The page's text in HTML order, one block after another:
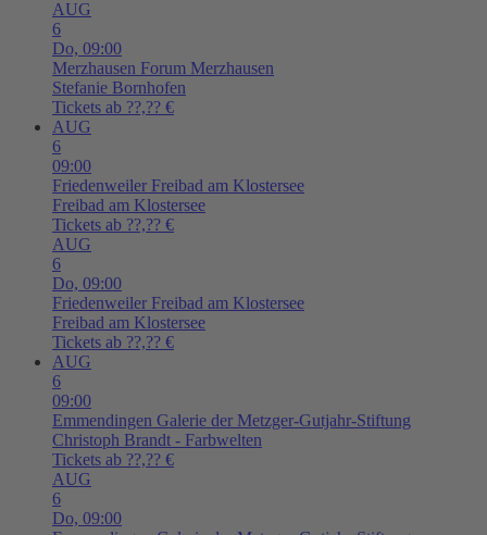
AUG
6
Do, 09:00
Merzhausen Forum Merzhausen
Stefanie Bornhofen
Tickets ab ??,?? €
AUG
6
09:00
Friedenweiler Freibad am Klostersee
Freibad am Klostersee
Tickets ab ??,?? €
AUG
6
Do, 09:00
Friedenweiler Freibad am Klostersee
Freibad am Klostersee
Tickets ab ??,?? €
AUG
6
09:00
Emmendingen Galerie der Metzger-Gutjahr-Stiftung
Christoph Brandt - Farbwelten
Tickets ab ??,?? €
AUG
6
Do, 09:00